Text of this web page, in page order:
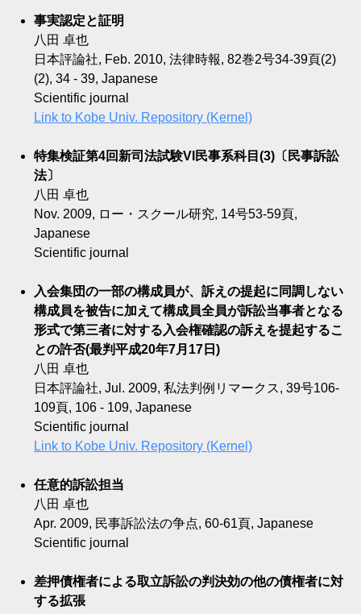
事実認定と証明
八田 卓也
日本評論社, Feb. 2010, 法律時報, 82巻2号34-39頁(2)
(2), 34 - 39, Japanese
Scientific journal
Link to Kobe Univ. Repository (Kernel)
特集検証第4回新司法試験VI民事系科目(3)〔民事訴訟
法〕
八田 卓也
Nov. 2009, ロー・スクール研究, 14号53-59頁,
Japanese
Scientific journal
入会集団の一部の構成員が、訴えの提起に同調しない
構成員を被告に加えて構成員全員が訴訟当事者となる
形式で第三者に対する入会権確認の訴えを提起するこ
との許否(最判平成20年7月17日)
八田 卓也
日本評論社, Jul. 2009, 私法判例リマークス, 39号106-
109頁, 106 - 109, Japanese
Scientific journal
Link to Kobe Univ. Repository (Kernel)
任意的訴訟担当
八田 卓也
Apr. 2009, 民事訴訟法の争点, 60-61頁, Japanese
Scientific journal
差押債権者による取立訴訟の判決効の他の債権者に対
する拡張